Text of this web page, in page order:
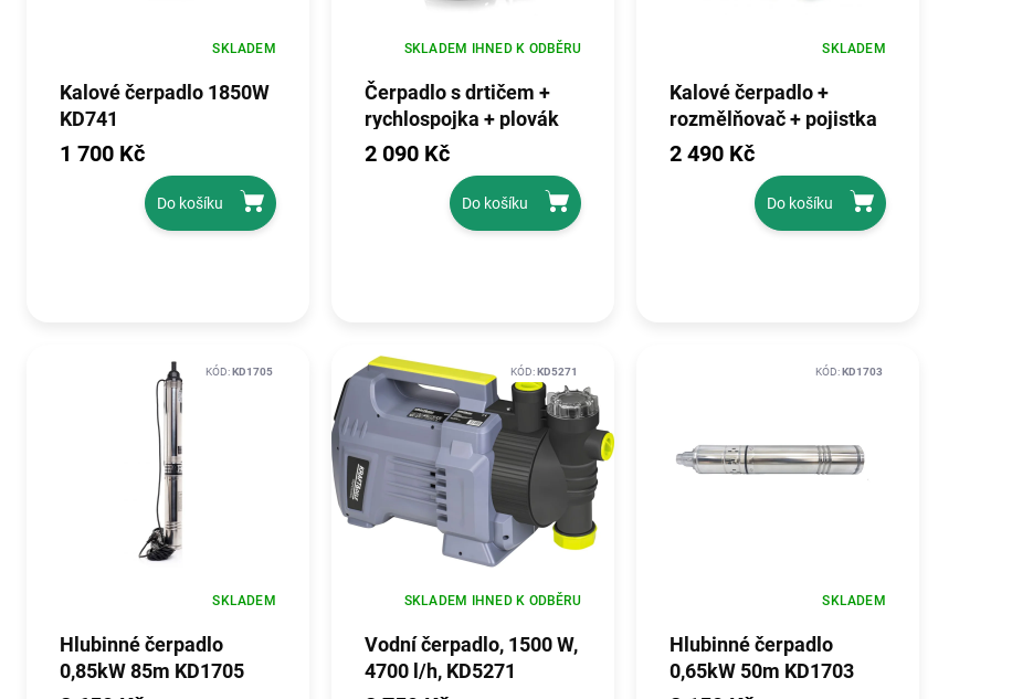
Kalové čerpadlo 1850W
KD741
SKLADEM
1 700 Kč
Do košíku
Čerpadlo s drtičem +
rychlospojka + plovák
3100W KD763
SKLADEM IHNED K ODBĚRU
2 090 Kč
Do košíku
Kalové čerpadlo +
rozmělňovač + pojistka
+ 3 koncovky 3200W
SKLADEM
2 490 Kč
Do košíku
Hlubinné čerpadlo
0,85kW 85m KD1705
SKLADEM
KÓD:KD1705
Vodní čerpadlo, 1500 W,
4700 l/h, KD5271
SKLADEM IHNED K ODBĚRU
KÓD:KD5271
Hlubinné čerpadlo
0,65kW 50m KD1703
SKLADEM
KÓD:KD1703